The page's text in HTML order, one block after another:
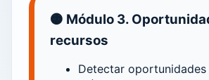
🟠 Módulo 3.
recursos
Detectar